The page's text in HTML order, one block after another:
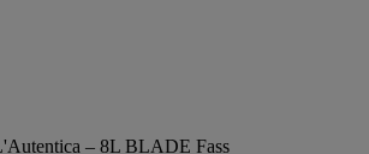
– 8L BLADE Fass